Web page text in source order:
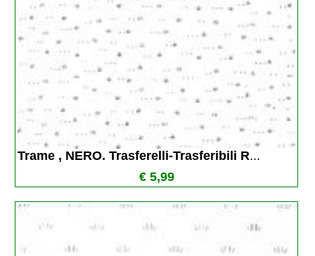
Trame , NERO. Trasferelli-Trasferibili R...
€ 5,99